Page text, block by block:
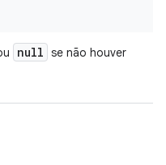
null se não houver